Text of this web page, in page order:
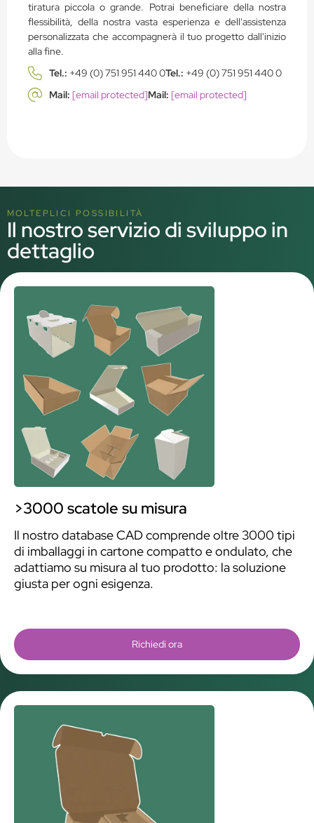
tiratura piccola o grande. Potrai beneficiare della nostra
flessibilità, della nostra vasta esperienza e dell'assistenza
personalizzata che accompagnerà il tuo progetto dall'inizio
alla fine.
Tel.: +49 (0) 751 951 440 0Tel.: +49 (0) 751 951 440 0
Mail: [email protected]Mail: [email protected]
MOLTEPLICI POSSIBILITÀ
Il nostro servizio di sviluppo in
dettaglio
>3000 scatole su misura
Il nostro database CAD comprende oltre 3000 tipi
di imballaggi in cartone compatto e ondulato, che
adattiamo su misura al tuo prodotto: la soluzione
giusta per ogni esigenza.
Richiedi ora